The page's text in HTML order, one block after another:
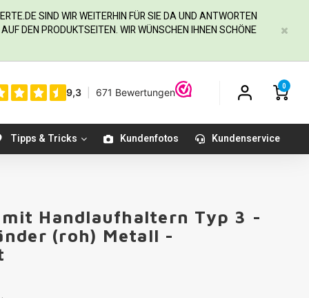
SIND WIR WEITERHIN FÜR SIE DA UND ANTWORTEN
DEN PRODUKTSEITEN. WIR WÜNSCHEN IHNEN SCHÖNE
0
Tipps & Tricks Kundenfotos Kundenservice
Handlaufhaltern Typ 3 -
(roh) Metall -